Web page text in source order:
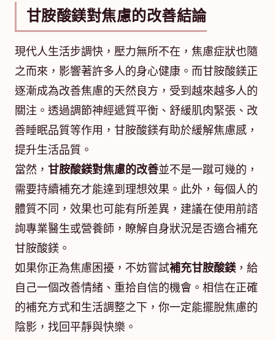
甘胺酸鎂對焦慮的改善結論
現代人生活步調快，壓力無所不在，焦慮症狀也隨
之而來，影響著許多人的身心健康。而甘胺酸鎂正
逐漸成為改善焦慮的天然良方，受到越來越多人的
關注。透過調節神經遞質平衡、舒緩肌肉緊張、改
善睡眠品質等作用，甘胺酸鎂有助於緩解焦慮感，
提升生活品質。
當然， 甘胺酸鎂對焦慮的改善並不是一蹴可幾的，
需要持續補充才能達到理想效果。此外，每個人的
體質不同，效果也可能有所差異，建議在使用前諮
詢專業醫生或營養師，瞭解自身狀況是否適合補充
甘胺酸鎂。
如果你正為焦慮困擾，不妨嘗試補充甘胺酸鎂 ，給
自己一個改善情緒、重拾自信的機會。相信在正確
的補充方式和生活調整之下，你一定能擺脫焦慮的
陰影，找回平靜與快樂。